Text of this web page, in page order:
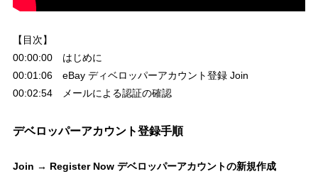
【目次】
00:00:00 はじめに
00:01:06 eBay ディベロッパーアカウント登録 Join
00:02:54 メールによる認証の確認
デベロッパーアカウント登録手順
Join → Register Now デベロッパーアカウントの新規作成